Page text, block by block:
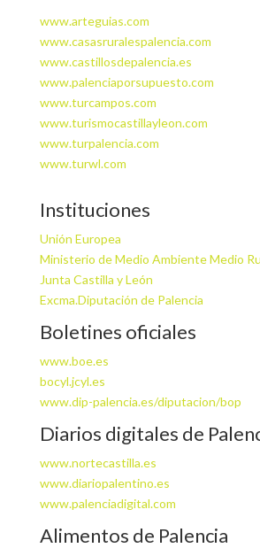
www.arteguias.com
www.casasruralespalencia.com
www.castillosdepalencia.es
www.palenciaporsupuesto.com
www.turcampos.com
www.turismocastillayleon.com
www.turpalencia.com
www.turwl.com
Instituciones
Unión Europea
Ministerio de Medio Ambiente Medio
Junta Castilla y León
Excma.Diputación de Palencia
Boletines oficiales
www.boe.es
bocyl.jcyl.es
www.dip-palencia.es/diputacion/bop
Diarios digitales de
www.nortecastilla.es
www.diariopalentino.es
www.palenciadigital.com
Alimentos de Palencia